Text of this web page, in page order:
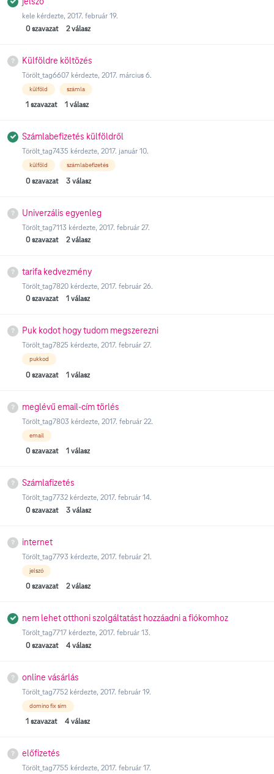
kele kérdezte, 2017. február 19.
0 szavazat 2 válasz
Külföldre költözés
Törölt_tag6607 kérdezte, 2017. március 6.
külföld számla
1 szavazat 1 válasz
Számlabefizetés külföldről
Törölt_tag7435 kérdezte, 2017. január 10.
külföld számlabefizetés
0 szavazat 3 válasz
Univerzális egyenleg
Törölt_tag7113 kérdezte, 2017. február 27.
0 szavazat 2 válasz
tarifa kedvezmény
Törölt_tag7820 kérdezte, 2017. február 26.
0 szavazat 1 válasz
Puk kodot hogy tudom megszerezni
Törölt_tag7825 kérdezte, 2017. február 27.
pukkod
0 szavazat 1 válasz
meglévű email-cím törlés
Törölt_tag7803 kérdezte, 2017. február 22.
email
0 szavazat 1 válasz
Számlafizetés
Törölt_tag7732 kérdezte, 2017. február 14.
0 szavazat 3 válasz
internet
Törölt_tag7793 kérdezte, 2017. február 21.
jelszó
0 szavazat 2 válasz
nem lehet otthoni szolgáltatást hozzáadni a fiókomhoz
Törölt_tag7717 kérdezte, 2017. február 13.
0 szavazat 4 válasz
online vásárlás
Törölt_tag7752 kérdezte, 2017. február 19.
domino fix sim
1 szavazat 4 válasz
előfizetés
Törölt_tag7755 kérdezte, 2017. február 17.